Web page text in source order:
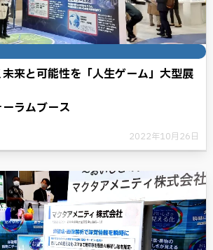
来と可能性を「人生ゲーム」大型展
ラムブース
2022年10月26日